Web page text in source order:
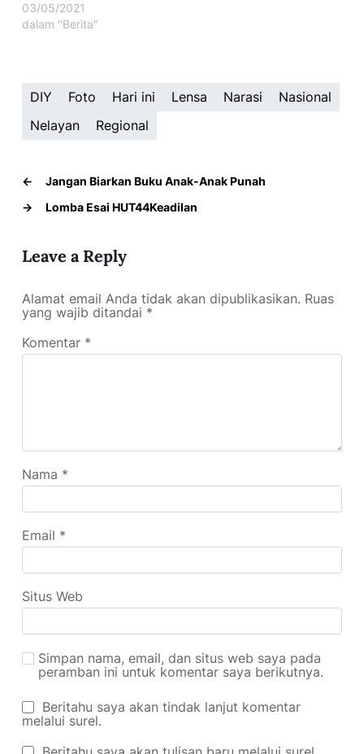
03/05/2021
dalam "Berita"
DIY Foto Hari ini Lensa Narasi
Nasional
Nelayan
Regional
←
Jangan Biarkan Buku Anak-Anak Punah
→
Lomba Esai HUT44Keadilan
Leave a Reply
Alamat email Anda tidak akan dipublikasikan. Ruas
yang wajib ditandai *
Komentar *
Nama *
Email *
Situs Web
Simpan nama, email, dan situs web saya pada
peramban ini untuk komentar saya berikutnya.
Beritahu saya akan tindak lanjut komentar
melalui surel.